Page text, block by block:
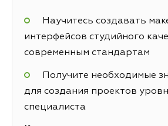
Научитесь создавать
интерфейсов студийного
современным стандартам
Получите необходимые
для создания проектов
специалиста